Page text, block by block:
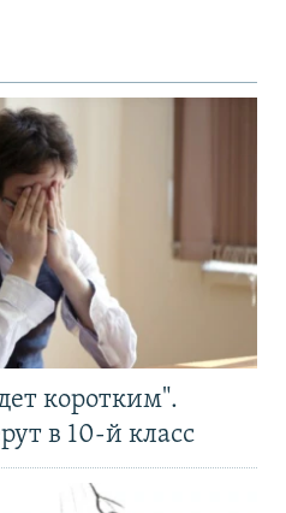
коротким".
в 10-й класс